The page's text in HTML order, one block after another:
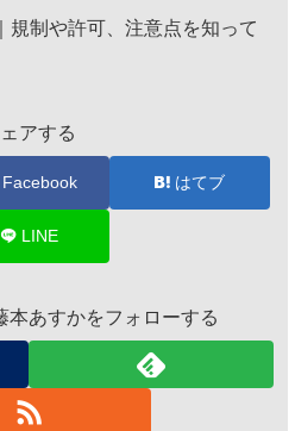
規制や許可、注意点を知って
アする
Facebook はてブ
LINE
本あすかをフォローする